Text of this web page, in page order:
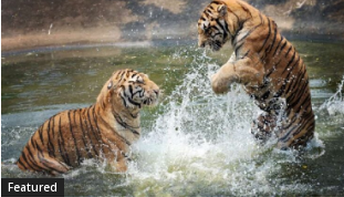
Featured